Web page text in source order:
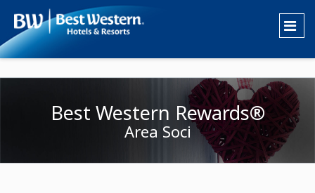
Best Western Rewards®
Area Soci